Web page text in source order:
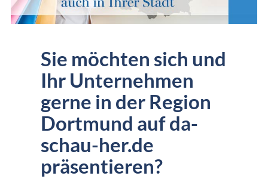
Sie möchten sich und
Ihr Unternehmen
gerne in der Region
Dortmund auf da-
schau-her.de
präsentieren?